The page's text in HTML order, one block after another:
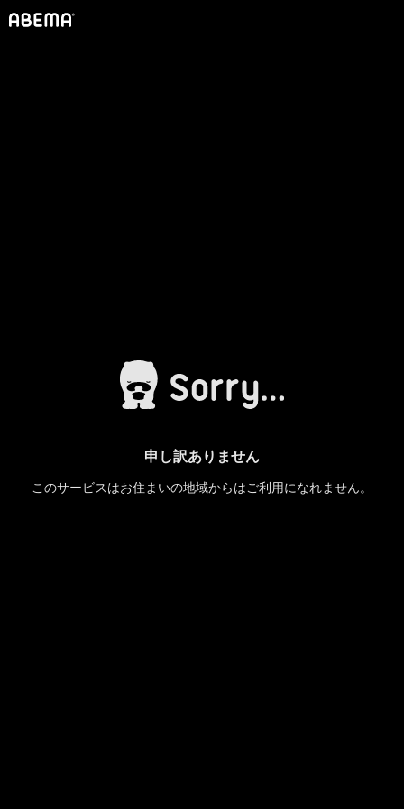
申し訳ありません
このサービスはお住まいの地域からはご利用になれません。